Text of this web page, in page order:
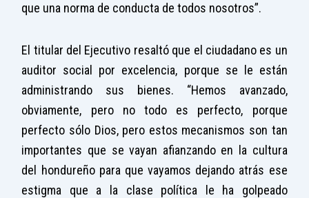
que una norma de conducta de todos nosotros”.
El titular del Ejecutivo resaltó que el ciudadano es un
auditor social por excelencia, porque se le están
administrando sus bienes. “Hemos avanzado,
obviamente, pero no todo es perfecto, porque
perfecto sólo Dios, pero estos mecanismos son tan
importantes que se vayan afianzando en la cultura
del hondureño para que vayamos dejando atrás ese
estigma que a la clase política le ha golpeado